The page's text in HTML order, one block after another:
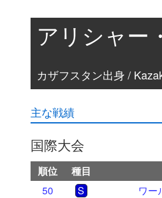
アリシャー
カザフスタン出身 /
主な戦績
国際大会
順位 種目
50
S ワー